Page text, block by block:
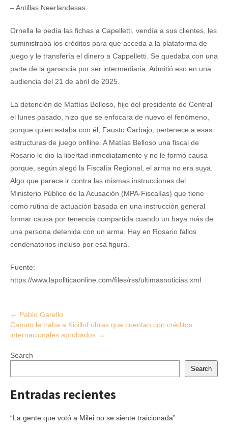
– Antillas Neerlandesas.
Ornella le pedía las fichas a Capelletti, vendía a sus clientes, les
suministraba los créditos para que acceda a la plataforma de
juego y le transfería el dinero a Cappelletti. Se quedaba con una
parte de la ganancia por ser intermediaria. Admitió eso en una
audiencia del 21 de abril de 2025.
La detención de Mattías Belloso, hijo del presidente de Central
el lunes pasado, hizo que se enfocara de nuevo el fenómeno,
porque quien estaba con él, Fausto Carbajo, pertenece a esas
estructuras de juego onlline. A Matías Belloso una fiscal de
Rosario le dio la libertad inmediatamente y no le formó causa
porque, según alegó la Fiscalía Regional, el arma no era suya.
Algo que parece ir contra las mismas instrucciones del
Ministerio Público de la Acusación (MPA-Fiscalías) que tiene
como rutina de actuación basada en una instrucción general
formar causa por tenencia compartida cuando un haya más de
una persona detenida con un arma. Hay en Rosario fallos
condenatorios incluso por esa figura.
Fuente:
https://www.lapoliticaonline.com/files/rss/ultimasnoticias.xml
Post
navigation
← Pablo Garello
Caputo le traba a Kicillof obras que cuentan con créditos
internacionales aprobados →
Search
Search
Entradas recientes
“La gente que votó a Milei no se siente traicionada”